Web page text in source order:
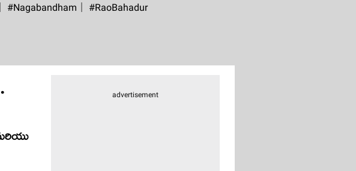
#Nagabandham #RaoBahadur
advertisement